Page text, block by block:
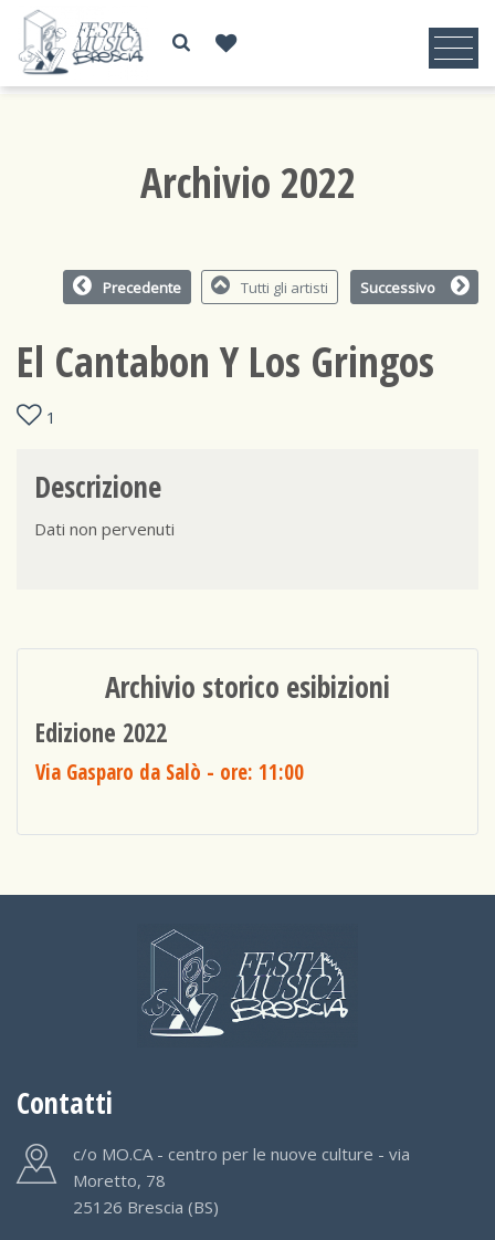
Archivio 2022
Precedente Tutti gli artisti Successivo
El Cantabon Y Los Gringos
1
Descrizione
Dati non pervenuti
Archivio storico esibizioni
Edizione 2022
Via Gasparo da Salò - ore: 11:00
Contatti
c/o MO.CA - centro per le nuove culture - via
Moretto, 78
25126 Brescia (BS)